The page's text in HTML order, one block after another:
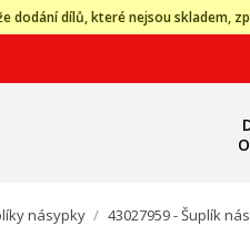
dodání dílů, které nejsou skladem,
násypky / 43027959 - Šuplík